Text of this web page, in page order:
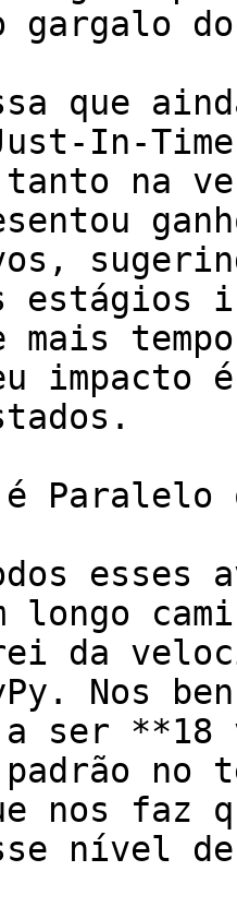
gargalo
que
In-
na
estágios
impacto
Paralelo
esses
longo
da
Nos
a ser **18
no
nos faz
nível